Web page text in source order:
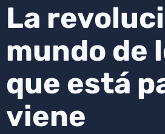
La
mundo de
que está
viene